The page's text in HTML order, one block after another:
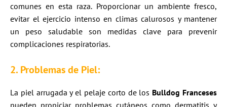
comunes en esta raza. Proporcionar un ambiente fresco,
evitar el ejercicio intenso en climas calurosos y mantener
un peso saludable son medidas clave para prevenir
complicaciones respiratorias.
2. Problemas de Piel:
La piel arrugada y el pelaje corto de los Bulldog Franceses